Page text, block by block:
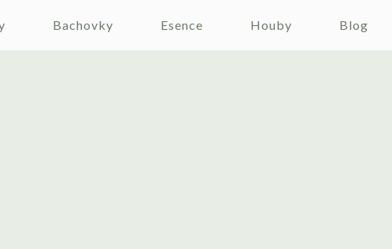
Bachovky Esence Houby Blog